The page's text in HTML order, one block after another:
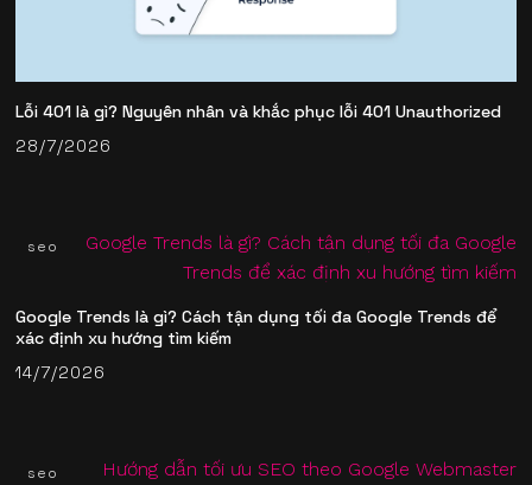
Lỗi 401 là gì? Nguyên nhân và khắc phục lỗi 401 Unauthorized
28/7/2026
seo
Google Trends là gì? Cách tận dụng tối đa Google Trends để
xác định xu hướng tìm kiếm
14/7/2026
seo